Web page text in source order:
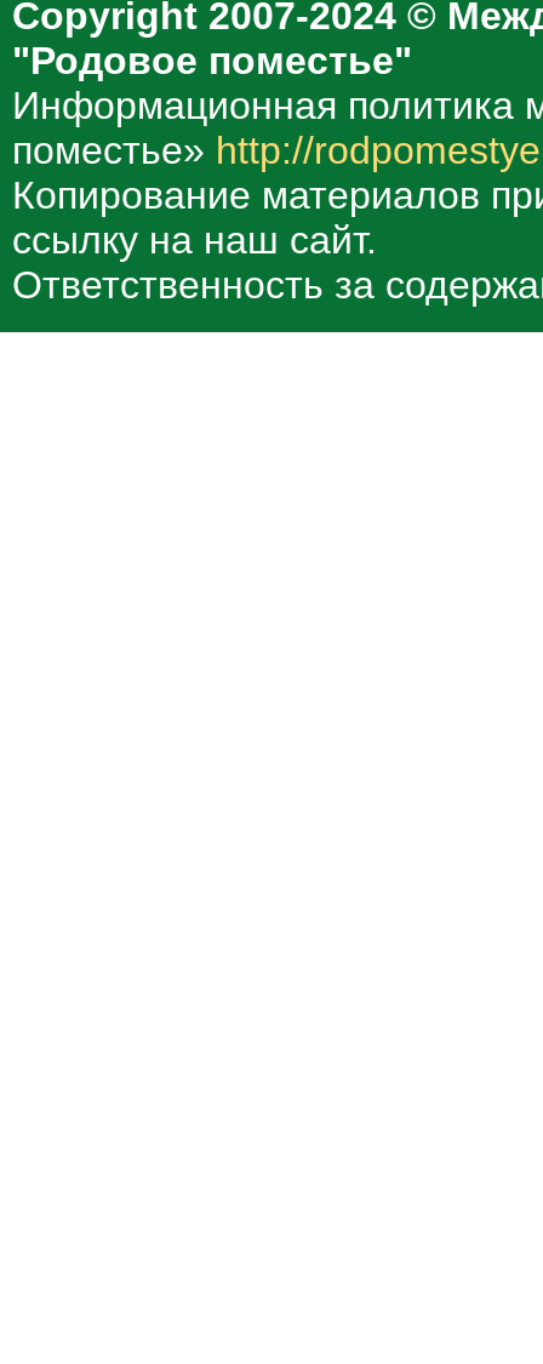
Copyright 2007-2024 ©
"Родовое поместье"
Информационная политика
поместье» http://
Копирование материалов
ссылку на наш сайт.
Ответственность за